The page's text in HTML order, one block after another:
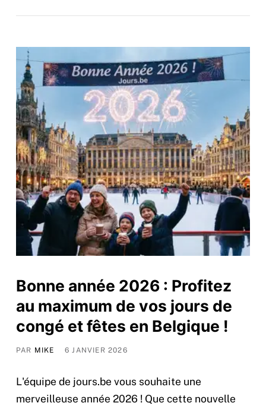
Bonne année 2026 : Profitez
au maximum de vos jours de
congé et fêtes en Belgique !
PAR MIKE 6 JANVIER 2026
L'équipe de jours.be vous souhaite une
merveilleuse année 2026 ! Que cette nouvelle